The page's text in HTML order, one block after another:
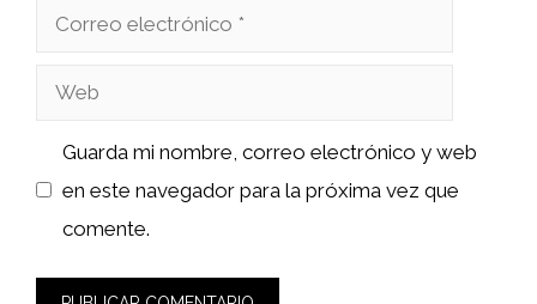
Correo
Web
Guarda mi nombre, correo electrónico y web
en este navegador para la próxima vez que
comente.